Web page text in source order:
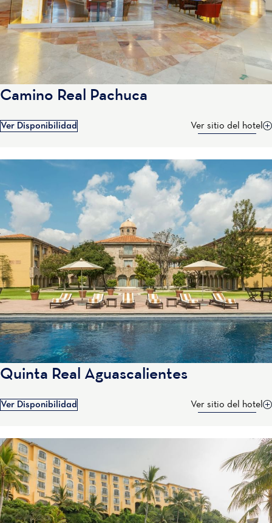
Camino Real Pachuca
Ver Disponibilidad Ver sitio del hotel
Quinta Real Aguascalientes
Ver Disponibilidad Ver sitio del hotel